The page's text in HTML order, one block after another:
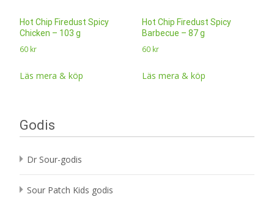
Hot Chip Firedust Spicy
Chicken – 103 g
60 kr
Läs mera & köp
Hot Chip Firedust Spicy
Barbecue – 87 g
60 kr
Läs mera & köp
Godis
Dr Sour-godis
Sour Patch Kids godis